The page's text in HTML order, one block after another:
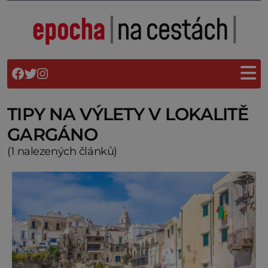
TIPY NA VÝLETY V LOKALITĚ
GARGÁNO
(1 nalezených článků)